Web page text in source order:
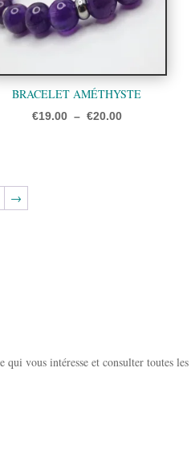
BRACELET AMÉTHYSTE
€19.00 – €20.00Plage
→
vous intéresse et consulter toutes